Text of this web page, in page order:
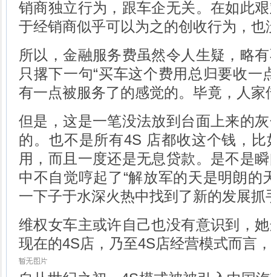
销商独立行为，跟车企无关。在如此
于经销商似乎可以为之的创收行为，也
所以，金融服务费虽然令人生疑，略
只撂下一句“买车这个费用总归要收一
有一点被服务了的感觉的。毕竟，人家
但是，这是一笔没法放到台面上来的
的。也不是所有4S 店都收这个钱，
用，而且一度还是无息贷款。是不是
中不自觉哼起了“解放军的天是明朗的
一下子于水深火热中找到了新的发展抓
维权女车主或许自己也没有意识到，
现在的4S店，乃至4S店经营模式而言